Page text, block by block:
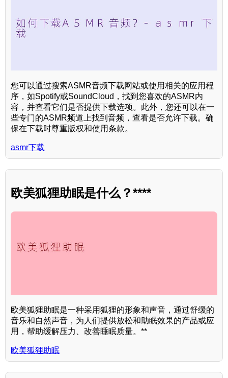
您可以通过搜索ASMR音频下载网站或使用相关的应用程
序，如Spotify或SoundCloud，找到您喜欢的ASMR内
容，并查看它们是否提供下载选项。此外，您还可以在一
些专门的ASMR频道上找到音频，查看是否允许下载。确
保在下载时尊重版权和使用条款。
asmr下载
欧美狐狸助眠是什么？****
欧美狐狸助眠是一种采用狐狸的形象和声音，通过舒缓的
音乐和自然声音，为人们提供放松和助眠效果的产品或应
用，帮助缓解压力、改善睡眠质量。**
欧美狐狸助眠